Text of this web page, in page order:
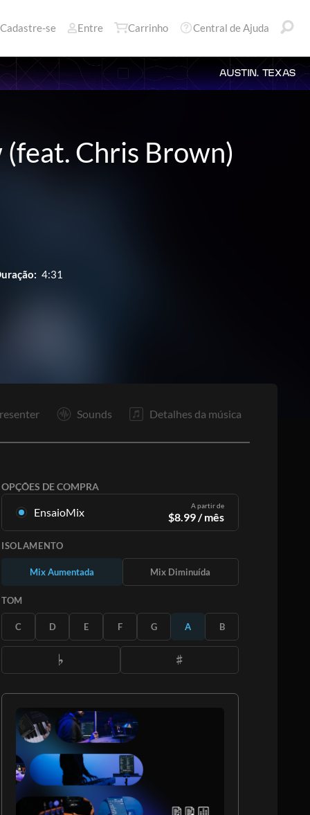
Cadastre-se Entre Carrinho Central de Ajuda
AUSTIN, TEXAS
Chris Brown)
4:31
Sounds Detalhes da música
OPÇÕES DE COMPRA
EnsaioMix A partir de
$8.99/ mês
Disponível em todas as 12 tonalidades com
mixagens Up e Minus para cada parte mais a
Saiba Mais
ASSINE
ISOLAMENTO
Mix Aumentada Mix Diminuída
TOM
C D E F G A B